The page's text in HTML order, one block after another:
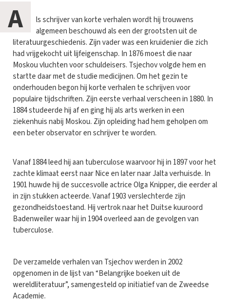
A
ls schrijver van korte verhalen wordt hij trouwens
algemeen beschouwd als een der grootsten uit de
literatuurgeschiedenis. Zijn vader was een kruidenier die zich
had vrijgekocht uit lijfeigenschap. In 1876 moest die naar
Moskou vluchten voor schuldeisers. Tsjechov volgde hem en
startte daar met de studie medicijnen. Om het gezin te
onderhouden begon hij korte verhalen te schrijven voor
populaire tijdschriften. Zijn eerste verhaal verscheen in 1880. In
1884 studeerde hij af en ging hij als arts werken in een
ziekenhuis nabij Moskou. Zijn opleiding had hem geholpen om
een beter observator en schrijver te worden.
Vanaf 1884 leed hij aan tuberculose waarvoor hij in 1897 voor het
zachte klimaat eerst naar Nice en later naar Jalta verhuisde. In
1901 huwde hij de succesvolle actrice Olga Knipper, die eerder al
in zijn stukken acteerde. Vanaf 1903 verslechterde zijn
gezondheidstoestand. Hij vertrok naar het Duitse kuuroord
Badenweiler waar hij in 1904 overleed aan de gevolgen van
tuberculose.
De verzamelde verhalen van Tsjechov werden in 2002
opgenomen in de lijst van “Belangrijke boeken uit de
wereldliteratuur”, samengesteld op initiatief van de Zweedse
Academie.